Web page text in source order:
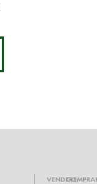
VENDERE